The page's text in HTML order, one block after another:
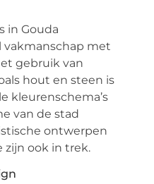
in Gouda
met
gebruik van
hout en steen is
kleurenschema’s
van de stad
ontwerpen
zijn ook in trek.